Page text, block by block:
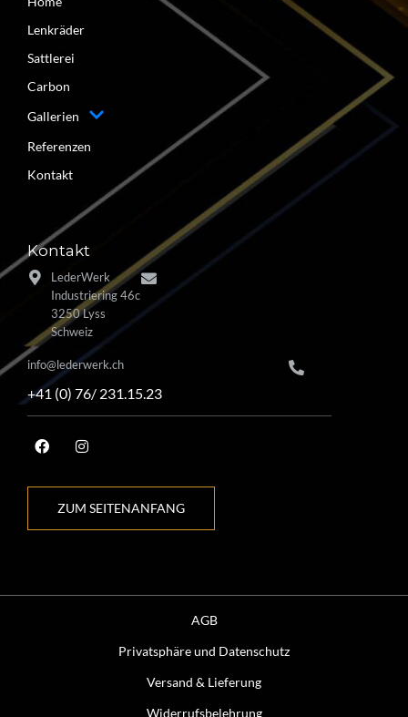
Lenkräder
Sattlerei
Carbon
Gallerien
Referenzen
Kontakt
Kontakt
LederWerk
Industriering 46c
3250 Lyss
Schweiz
info@lederwerk.ch
+41 (0) 76/ 231.15.23
ZUM SEITENANFANG
AGB
Privatsphäre und Datenschutz
Versand & Lieferung
Widerrufsbelehrung